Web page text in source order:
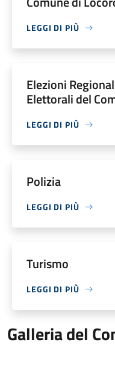
LEGGI DI PIÙ
Elezioni
Elettorali del
LEGGI DI PIÙ
Polizia
LEGGI DI PIÙ
Turismo
LEGGI DI PIÙ
Galleria del